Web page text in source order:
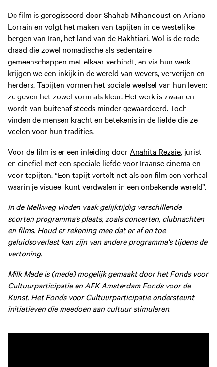
De film is geregisseerd door Shahab Mihandoust en Ariane
Lorrain en volgt het maken van tapijten in de westelijke
bergen van Iran, het land van de Bakhtiari. Wol is de rode
draad die zowel nomadische als sedentaire
gemeenschappen met elkaar verbindt, en via hun werk
krijgen we een inkijk in de wereld van wevers, ververijen en
herders. Tapijten vormen het sociale weefsel van hun leven:
ze geven het zowel vorm als kleur. Het werk is zwaar en
wordt van buitenaf steeds minder gewaardeerd. Toch
vinden de mensen kracht en betekenis in de liefde die ze
voelen voor hun tradities.
Voor de film is er een inleiding door Anahita Rezaie, jurist
en cinefiel met een speciale liefde voor Iraanse cinema en
voor tapijten. “Een tapijt vertelt net als een film een verhaal
waarin je visueel kunt verdwalen in een onbekende wereld”.
In de Melkweg vinden vaak gelijktijdig verschillende
soorten programma’s plaats, zoals concerten, clubnachten
en films. Houd er rekening mee dat er af en toe
geluidsoverlast kan zijn van andere programma's tijdens de
vertoning.
Milk Made is (mede) mogelijk gemaakt door het Fonds voor
Cultuurparticipatie en AFK Amsterdam Fonds voor de
Kunst. Het Fonds voor Cultuurparticipatie ondersteunt
initiatieven die meedoen aan cultuur stimuleren.